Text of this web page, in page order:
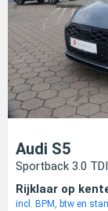
Audi S5
Sportback 3.0
Rijklaar op
incl. BPM, btw en